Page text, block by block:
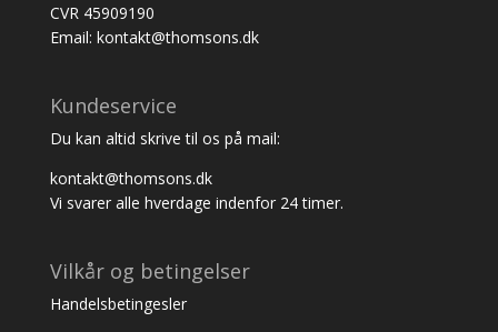
CVR 45909190
Email: kontakt@thomsons.dk
Kundeservice
Du kan altid skrive til os på mail:
kontakt@thomsons.dk
Vi svarer alle hverdage indenfor 24 timer.
Vilkår og betingelser
Handelsbetingesler